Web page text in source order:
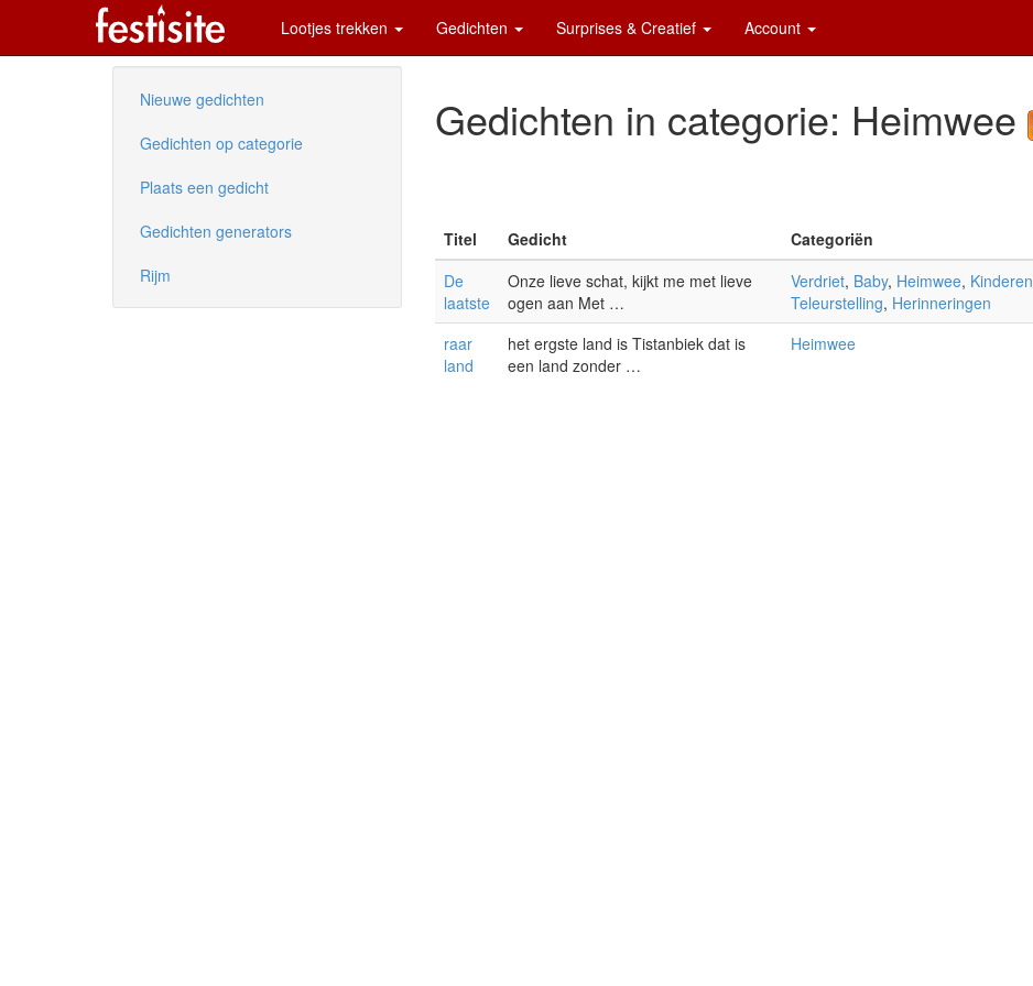
Lootjes trekken Gedichten Surprises & Creatief Account
Nieuwe gedichten
Gedichten op categorie
Plaats een gedicht
Gedichten generators
Rijm
Gedichten in categorie: Heimwee
Titel Gedicht Categoriën
De
laatste
Onze lieve schat, kijkt me met lieve
ogen aan Met …
Verdriet, Baby, Heimwee, Kinderen
Teleurstelling, Herinneringen
raar
land
het ergste land is Tistanbiek dat is
een land zonder …
Heimwee